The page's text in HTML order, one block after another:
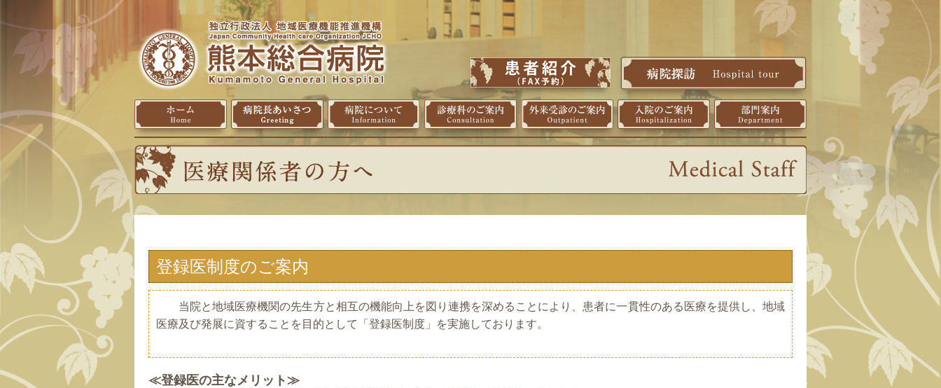
登録医制度のご案内
当院と地域医療機関の先生方と相互の機能向上を図り連携を深めることにより、患者に一貫性のある医療を提供し、地域
医療及び発展に資することを目的として「登録医制度」を実施しております。
≪登録医の主なメリット≫